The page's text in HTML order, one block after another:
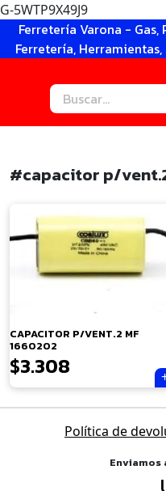
G-5WTP9X49J9
Ferretería Varona -
Ferretería,
#capacitor p/
CAPACITOR P/VENT.2 MF
1660202
$3.308
Política de
Tu
Agregá un